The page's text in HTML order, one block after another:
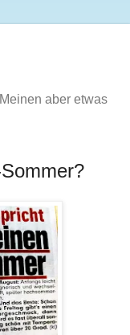
aber etwas